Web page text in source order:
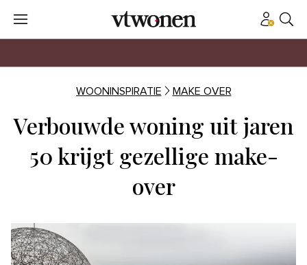
WOONINSPIRATIE MAKE OVER
Verbouwde woning uit jaren
50 krijgt gezellige make-
over